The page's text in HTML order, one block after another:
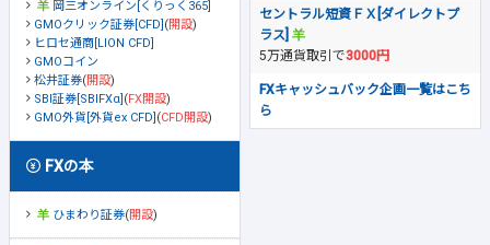
岡三オンライン[くりっく365]
GMOクリック証券[CFD] (開設)
ヒロセ通商[LION CFD]
GMOコイン
松井証券(開設)
SBI証券[SBIFXα] (FX開設)
GMO外貨[外貨ex CFD] (CFD開設)
FXの本
ひまわり証券(開設)
セントラル短資ＦＸ[ダイレクトプ
ラス]
5万通貨取引で3000円
FXキャッシュバック企画一覧はこち
ら